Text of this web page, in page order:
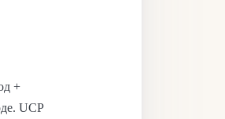
+
UCP